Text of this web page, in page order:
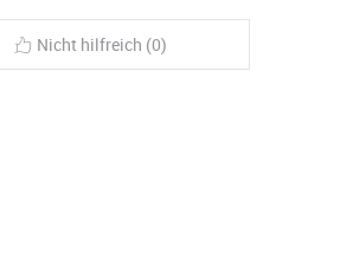
Nicht hilfreich (0)